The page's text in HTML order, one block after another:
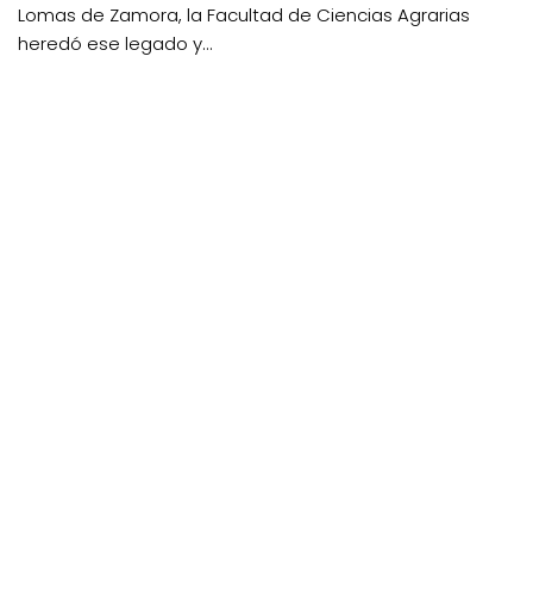
Lomas de Zamora, la Facultad de Ciencias Agrarias
heredó ese legado y...